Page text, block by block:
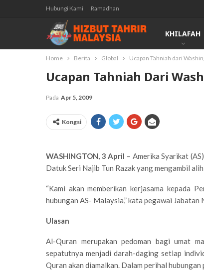
Hubungi Kami Ramadhan
KHILAFAH
Home Berita Global Ucapan Tahniah dari
Ucapan Tahniah Dari
Pada Apr 5, 2009
Kongsi
WASHINGTON, 3 April – Amerika Syarikat
Datuk Seri Najib Tun Razak yang mengambil
“Kami akan memberikan kerjasama kepada
hubungan AS- Malaysia,” kata pegawai
Ulasan
Al-Quran merupakan pedoman bagi umat
sepatutnya menjadi darah-daging setiap
Quran akan diamalkan. Dalam perihal